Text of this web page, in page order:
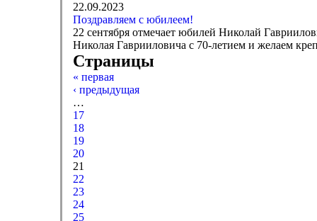
22.09.2023
Поздравляем с юбилеем!
22 сентября отмечает юбилей Николай
Николая Гаврииловича с 70-летием и желаем
Страницы
« первая
‹ предыдущая
…
17
18
19
20
21
22
23
24
25